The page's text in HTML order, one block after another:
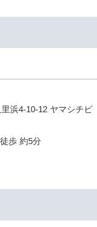
浜4-10-12 ヤマシチビ
歩 約5分